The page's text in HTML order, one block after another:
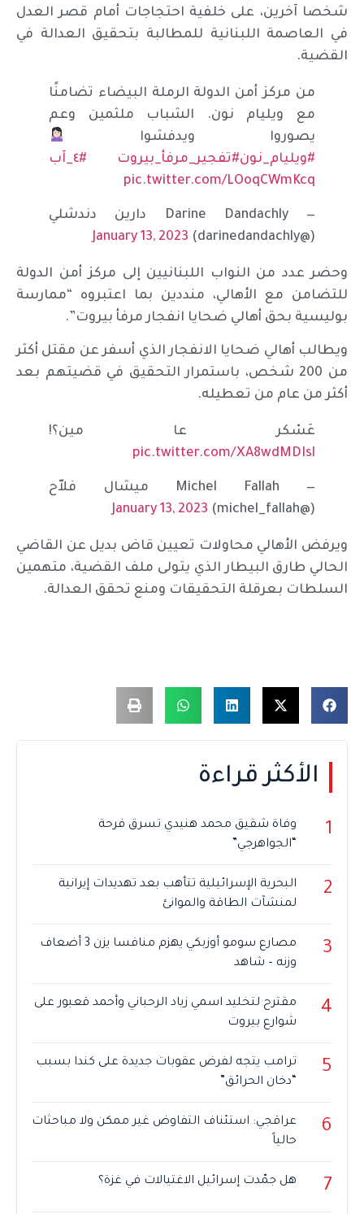
شخصا آخرين، على خلفية احتجاجات أمام قصر العدل
في العاصمة اللبنانية للمطالبة بتحقيق العدالة في
القضية.
من مركز أمن الدولة الرملة البيضاء تضامنًا
مع ويليام نون. الشباب ملثمين وعم
يصوروا ويدفشوا
#ويليام_نون#تفجير_مرفأ_بيروت
#٤_آب
pic.twitter.com/LOoqCWmKcq
— Darine Dandachly دارين دندشلي
(@darinedandachly)
January 13, 2023
وحضر عدد من النواب اللبنانيين إلى مركز أمن الدولة
للتضامن مع الأهالي، منددين بما اعتبروه “ممارسة
بوليسية بحق أهالي ضحايا انفجار مرفأ بيروت”.
ويطالب أهالي ضحايا الانفجار الذي أسفر عن مقتل أكثر
من 200 شخص، باستمرار التحقيق في قضيتهم بعد
أكثر من عام من تعطيله.
عَسْكر عا مين؟!
pic.twitter.com/XA8wdMDIsl
— Michel Fallah ميشال فلاّح
(@michel_fallah)
January 13, 2023
ويرفض الأهالي محاولات تعيين قاض بديل عن القاضي
الحالي طارق البيطار الذي يتولى ملف القضية، متهمين
السلطات بعرقلة التحقيقات ومنع تحقق العدالة.
الأكثر قراءة
1
وفاة شقيق محمد هنيدي تسرق فرحة
“الجواهرجي”
2
البحرية الإسرائيلية تتأهب بعد تهديدات إيرانية
لمنشآت الطاقة والموانئ
3
مصارع سومو أوزبكي يهزم منافسا يزن 3 أضعاف
وزنه – شاهد
4
مقترح لتخليد اسمي زياد الرحباني وأحمد قعبور على
شوارع بيروت
5
ترامب يتجه لفرض عقوبات جديدة على كندا بسبب
“دخان الحرائق”
6
عراقجي: استئناف التفاوض غير ممكن ولا مباحثات
حالياً
7 هل جمّدت إسرائيل الاغتيالات في غزة؟